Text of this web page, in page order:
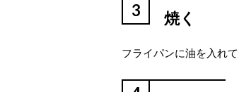
3 焼く
フライパンに油を入れ